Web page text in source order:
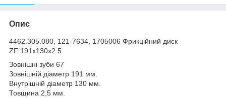
Опис
4462.305.080, 121-7634, 1705006 Фрикційний диск
ZF 191x130x2.5
Зовнішні зуби 67
Зовнішній діаметр 191 мм.
Внутрішній діаметр 130 мм.
Товщина 2,5 мм.